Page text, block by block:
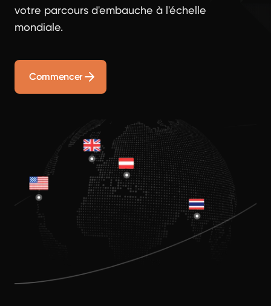
votre parcours d'embauche à l'échelle
mondiale.
Commencer